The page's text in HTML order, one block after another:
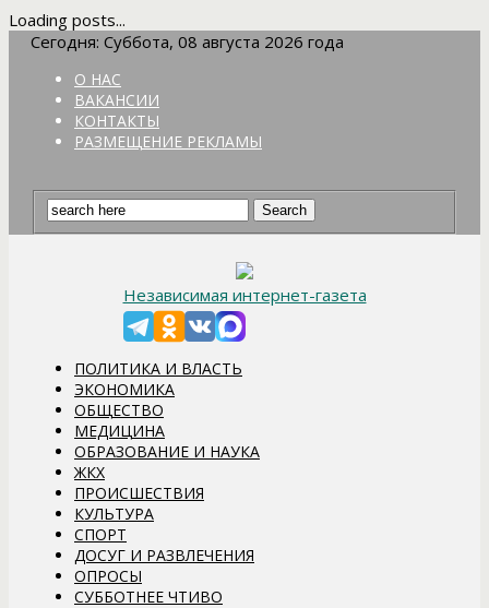
Loading posts...
Сегодня: Суббота, 08 августа 2026 года
О НАС
ВАКАНСИИ
КОНТАКТЫ
РАЗМЕЩЕНИЕ РЕКЛАМЫ
Независимая интернет-газета
ПОЛИТИКА И ВЛАСТЬ
ЭКОНОМИКА
ОБЩЕСТВО
МЕДИЦИНА
ОБРАЗОВАНИЕ И НАУКА
ЖКХ
ПРОИСШЕСТВИЯ
КУЛЬТУРА
СПОРТ
ДОСУГ И РАЗВЛЕЧЕНИЯ
ОПРОСЫ
СУББОТНЕЕ ЧТИВО